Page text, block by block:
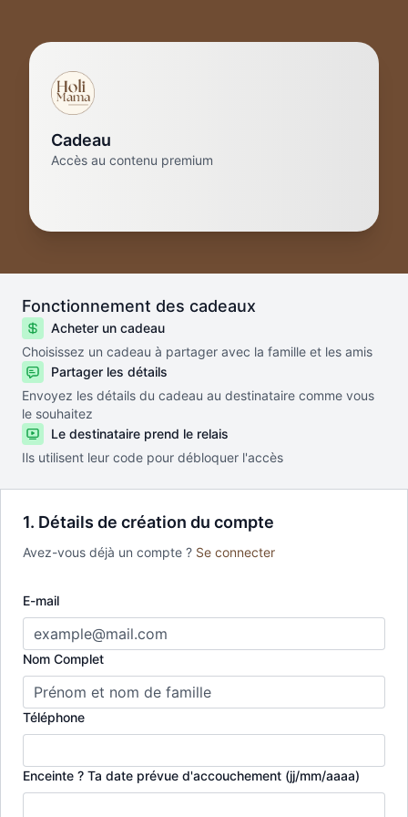
1. Détails de création du compte
Avez-vous déjà un compte ? Se connecter
E-mail
Nom Complet
Téléphone
Enceinte ? Ta date prévue d'accouchement (jj/mm/aaaa)
Cadeau
Accès au contenu premium
Fonctionnement des cadeaux
Acheter un cadeau
Choisissez un cadeau à partager avec la famille et les amis
Partager les détails
Envoyez les détails du cadeau au destinataire comme vous
le souhaitez
Le destinataire prend le relais
Ils utilisent leur code pour débloquer l'accès